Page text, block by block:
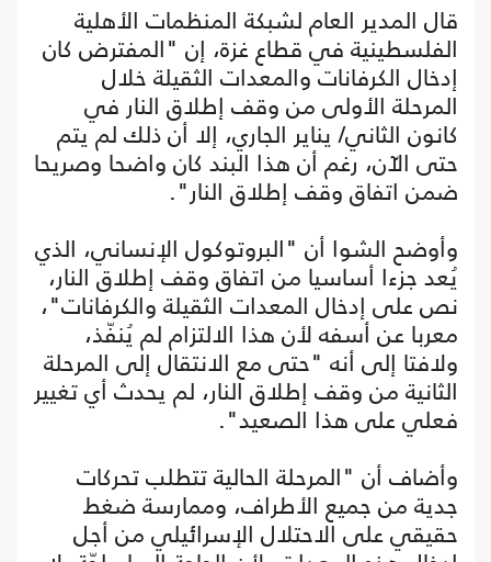
قال المدير العام لشبكة المنظمات الأهلية
الفلسطينية في قطاع غزة، إن "المفترض كان
إدخال الكرفانات والمعدات الثقيلة خلال
المرحلة الأولى من وقف إطلاق النار في
كانون الثاني/ يناير الجاري، إلا أن ذلك لم يتم
حتى الآن، رغم أن هذا البند كان واضحا وصريحا
ضمن اتفاق وقف إطلاق النار".
وأوضح الشوا أن "البروتوكول الإنساني، الذي
يُعد جزءا أساسيا من اتفاق وقف إطلاق النار،
نص على إدخال المعدات الثقيلة والكرفانات"،
معربا عن أسفه لأن هذا الالتزام لم يُنفّذ،
ولافتا إلى أنه "حتى مع الانتقال إلى المرحلة
الثانية من وقف إطلاق النار، لم يحدث أي تغيير
فعلي على هذا الصعيد".
وأضاف أن "المرحلة الحالية تتطلب تحركات
جدية من جميع الأطراف، وممارسة ضغط
حقيقي على الاحتلال الإسرائيلي من أجل